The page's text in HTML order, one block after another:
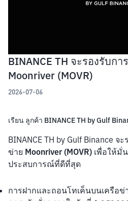
BINANCE TH จะรองรับก
Moonriver (MOVR)
2026-07-06
เรียน ลูกค้า BINANCE TH by Gulf
BINANCE TH by Gulf Binance จ
ข่าย Moonriver (MOVR) เพื่อให้มั่
ประสบการณ์ที่ดีที่สุด
การฝากและถอนโทเค็นบนเครือข่